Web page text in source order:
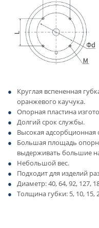
Круглая вспененная
оранжевого каучука.
Опорная пластина
Долгий срок службы.
Высокая адсорбционная
Большая площадь
выдерживать большие
Небольшой вес.
Подходит для изделий
Диаметр: 40, 64, 92, 127,
Толщина губки: 5, 10, 15,